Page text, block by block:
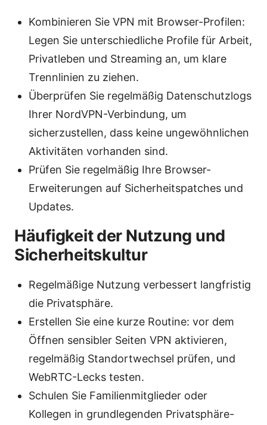
Kombinieren Sie VPN mit Browser-Profilen:
Legen Sie unterschiedliche Profile für Arbeit,
Privatleben und Streaming an, um klare
Trennlinien zu ziehen.
Überprüfen Sie regelmäßig Datenschutzlogs
Ihrer NordVPN-Verbindung, um
sicherzustellen, dass keine ungewöhnlichen
Aktivitäten vorhanden sind.
Prüfen Sie regelmäßig Ihre Browser-
Erweiterungen auf Sicherheitspatches und
Updates.
Häufigkeit der Nutzung und
Sicherheitskultur
Regelmäßige Nutzung verbessert langfristig
die Privatsphäre.
Erstellen Sie eine kurze Routine: vor dem
Öffnen sensibler Seiten VPN aktivieren,
regelmäßig Standortwechsel prüfen, und
WebRTC-Lecks testen.
Schulen Sie Familienmitglieder oder
Kollegen in grundlegenden Privatsphäre-